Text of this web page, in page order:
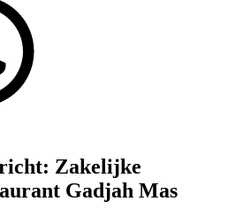
Zakelijke
Gadjah Mas